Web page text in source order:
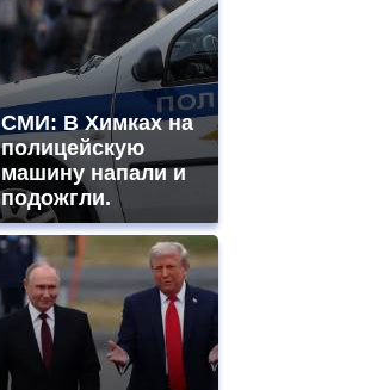
СМИ: В Химках на
полицейскую
машину напали и
подожгли.